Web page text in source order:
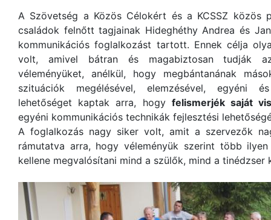
A Szövetség a Közös Célokért és a KCSSZ közös
családok felnőtt tagjainak Hideghéthy Andrea és
kommunikációs foglalkozást tartott. Ennek célja
volt, amivel bátran és magabiztosan tudják
véleményüket, anélkül, hogy megbántanának
szituációk megélésével, elemzésével, egyéni
lehetőséget kaptak arra, hogy felismerjék saját
egyéni kommunikációs technikák fejlesztési
A foglalkozás nagy siker volt, amit a szervezők
rámutatva arra, hogy véleményük szerint több
kellene megvalósítani mind a szülők, mind a